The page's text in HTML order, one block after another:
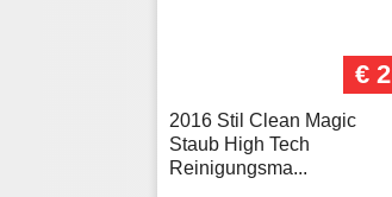
€ 2
2016 Stil Clean Magic
Staub High Tech
Reinigungsma...